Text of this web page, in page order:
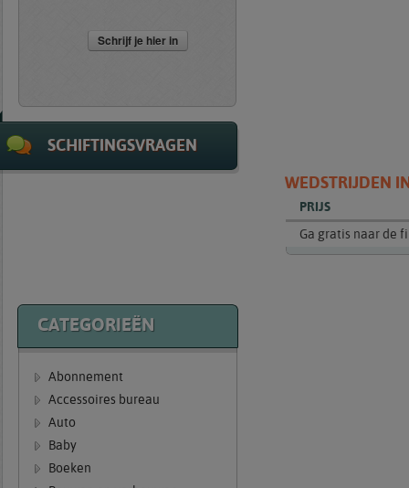
Schrijf je hier in
SCHIFTINGSVRAGEN
CATEGORIEËN
Abonnement
Accessoires bureau
Auto
Baby
Boeken
WEDSTRIJDEN
PRIJS
Ga gratis naar de